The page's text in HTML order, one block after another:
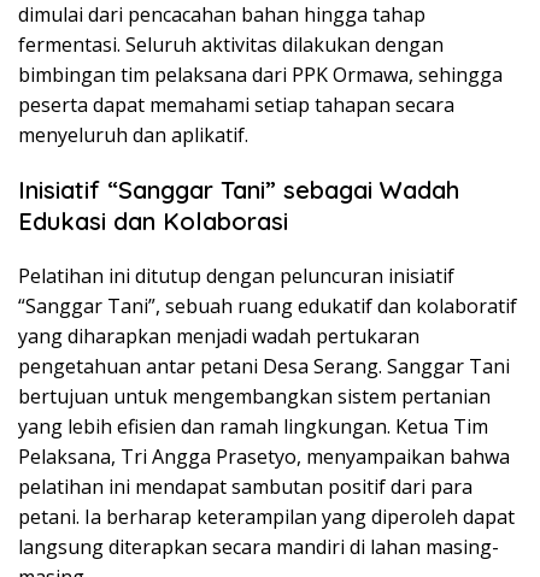
dimulai dari pencacahan bahan hingga tahap
fermentasi. Seluruh aktivitas dilakukan dengan
bimbingan tim pelaksana dari PPK Ormawa, sehingga
peserta dapat memahami setiap tahapan secara
menyeluruh dan aplikatif.
Inisiatif “Sanggar Tani” sebagai Wadah
Edukasi dan Kolaborasi
Pelatihan ini ditutup dengan peluncuran inisiatif
“Sanggar Tani”, sebuah ruang edukatif dan kolaboratif
yang diharapkan menjadi wadah pertukaran
pengetahuan antar petani Desa Serang. Sanggar Tani
bertujuan untuk mengembangkan sistem pertanian
yang lebih efisien dan ramah lingkungan. Ketua Tim
Pelaksana, Tri Angga Prasetyo, menyampaikan bahwa
pelatihan ini mendapat sambutan positif dari para
petani. Ia berharap keterampilan yang diperoleh dapat
langsung diterapkan secara mandiri di lahan masing-